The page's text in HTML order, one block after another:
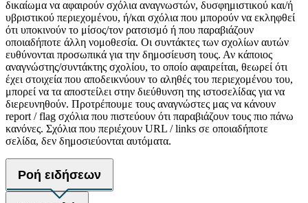
δικαίωμα να αφαιρούν σχόλια αναγνωστών, δυσφημιστικού και/ή
υβριστικού περιεχομένου, ή/και σχόλια που μπορούν να εκληφθεί
ότι υποκινούν το μίσος/τον ρατσισμό ή που παραβιάζουν
οποιαδήποτε άλλη νομοθεσία. Οι συντάκτες των σχολίων αυτών
ευθύνονται προσωπικά για την δημοσίευση τους. Αν κάποιος
αναγνώστης/συντάκτης σχολίου, το οποίο αφαιρείται, θεωρεί ότι
έχει στοιχεία που αποδεικνύουν το αληθές του περιεχομένου του,
μπορεί να τα αποστείλει στην διεύθυνση της ιστοσελίδας για να
διερευνηθούν. Προτρέπουμε τους αναγνώστες μας να κάνουν
report / flag σχόλια που πιστεύουν ότι παραβιάζουν τους πιο πάνω
κανόνες. Σχόλια που περιέχουν URL / links σε οποιαδήποτε
σελίδα, δεν δημοσιεύονται αυτόματα.
Ροή ειδήσεων